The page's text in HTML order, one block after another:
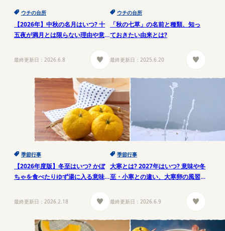
ウチの台所
【2026年】中秋の名月はいつ? 十
五夜が満月とは限らない理由や意
最終更新日： 2026.6.8
ウチの台所
「秋の七草」の名前と種類、知っ
ておきたい由来とは?
最終更新日： 2025.6.20
季節行事
【2026年度版】冬至はいつ? かぼ
ちゃを食べたりゆず湯に入る意味
最終更新日： 2026.2.18
季節行事
大寒とは? 2027年はいつ? 意味や冬
至・小寒との違い、大寒卵の風習
最終更新日： 2026.6.9